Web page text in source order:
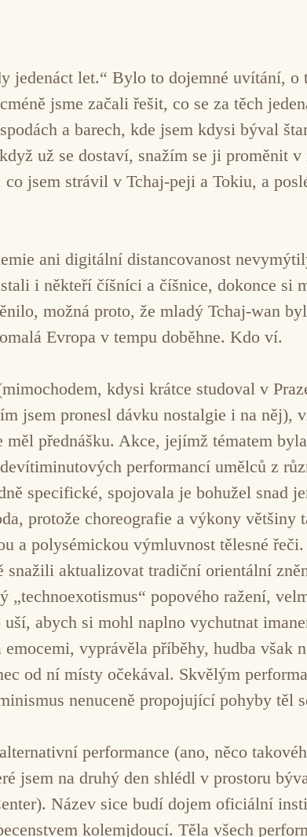
jedenáct let.“ Bylo to dojemné uvítání,
jsme začali řešit, co se za těch
a barech, kde jsem kdysi býval
už se dostaví, snažím se ji proměnit
jsem strávil v Tchaj-peji a Tokiu, a
ani digitální distancovanost
i někteří číšníci a číšnice, dokonce si
možná proto, že mladý Tchaj-wan
Evropa v tempu doběhne. Kdo ví.
kdysi krátce studoval v
jsem pronesl dávku nostalgie i na něj),
přednášku. Akce, jejímž tématem
performancí umělců z
specifické, spojovala je bohužel snad
protože choreografie a výkony většiny
a polysémickou výmluvnost tělesné
snažili aktualizovat tradiční orientální
popového ražení,
abych si mohl naplno vychutnat
vyprávěla příběhy, hudba však
od ní místy očekával. Skvělým
nenuceně propojující pohyby těl
performance (ano, něco
jsem na druhý den shlédl v prostoru
Název sice budí dojem oficiální
kolemjdoucí. Těla všech